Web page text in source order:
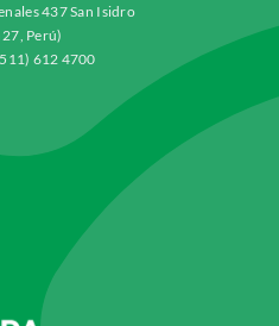
437 San Isidro
Perú)
612 4700